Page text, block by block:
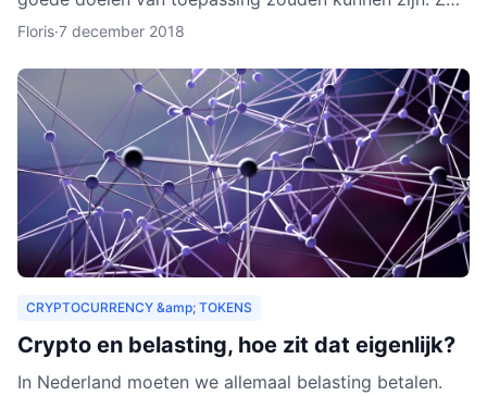
zouden organisaties ook een heel nieuw publiek
Floris·7 december 2018
CRYPTOCURRENCY &amp; TOKENS
Crypto en belasting, hoe zit dat eigenlijk?
In Nederland moeten we allemaal belasting betalen.